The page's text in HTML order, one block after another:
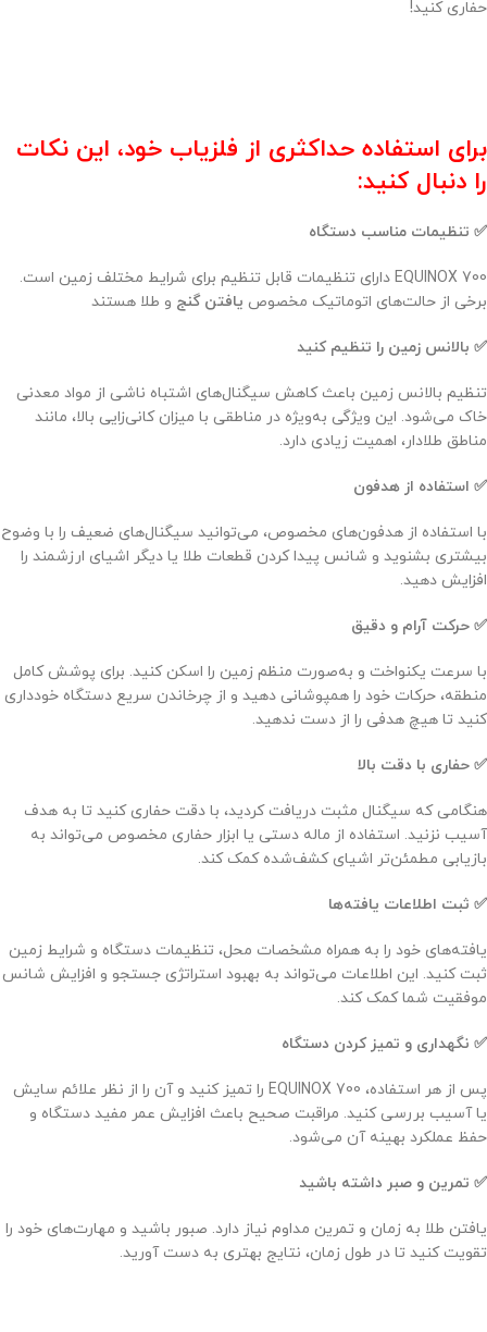
حفاری کنید!
برای استفاده حداکثری از فلزیاب خود، این نکات
را دنبال کنید:
✅ تنظیمات مناسب دستگاه
EQUINOX 700 دارای تنظیمات قابل تنظیم برای شرایط مختلف زمین است.
برخی از حالت‌های اتوماتیک مخصوص یافتن گنج و طلا هستند
✅ بالانس زمین را تنظیم کنید
تنظیم بالانس زمین باعث کاهش سیگنال‌های اشتباه ناشی از مواد معدنی
خاک می‌شود. این ویژگی به‌ویژه در مناطقی با میزان کانی‌زایی بالا، مانند
مناطق طلادار، اهمیت زیادی دارد.
✅ استفاده از هدفون
با استفاده از هدفون‌های مخصوص، می‌توانید سیگنال‌های ضعیف را با وضوح
بیشتری بشنوید و شانس پیدا کردن قطعات طلا یا دیگر اشیای ارزشمند را
افزایش دهید.
✅ حرکت آرام و دقیق
با سرعت یکنواخت و به‌صورت منظم زمین را اسکن کنید. برای پوشش کامل
منطقه، حرکات خود را همپوشانی دهید و از چرخاندن سریع دستگاه خودداری
کنید تا هیچ هدفی را از دست ندهید.
✅ حفاری با دقت بالا
هنگامی که سیگنال مثبت دریافت کردید، با دقت حفاری کنید تا به هدف
آسیب نزنید. استفاده از ماله دستی یا ابزار حفاری مخصوص می‌تواند به
بازیابی مطمئن‌تر اشیای کشف‌شده کمک کند.
✅ ثبت اطلاعات یافته‌ها
یافته‌های خود را به همراه مشخصات محل، تنظیمات دستگاه و شرایط زمین
ثبت کنید. این اطلاعات می‌تواند به بهبود استراتژی جستجو و افزایش شانس
موفقیت شما کمک کند.
✅ نگهداری و تمیز کردن دستگاه
پس از هر استفاده، EQUINOX 700 را تمیز کنید و آن را از نظر علائم سایش
یا آسیب بررسی کنید. مراقبت صحیح باعث افزایش عمر مفید دستگاه و
حفظ عملکرد بهینه آن می‌شود.
✅ تمرین و صبر داشته باشید
یافتن طلا به زمان و تمرین مداوم نیاز دارد. صبور باشید و مهارت‌های خود را
تقویت کنید تا در طول زمان، نتایج بهتری به دست آورید.